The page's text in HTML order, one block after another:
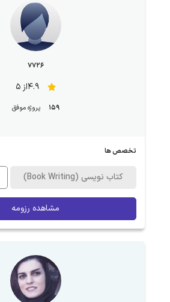
7726
4.9از 5
159 پروژه موفق
تخصص ها
کتاب نویسی (Book Writing)
مشاهده رزومه